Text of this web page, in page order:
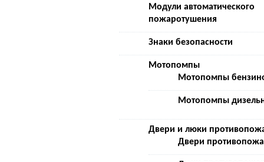
Модули автоматического
пожаротушения
Знаки безопасности
Мотопомпы
Мотопомпы
Мотопомпы
Двери и люки
Двери